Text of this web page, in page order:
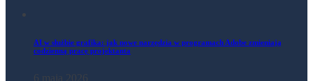
AI w służbie grafika: jak nowe narzędzia w programach Adobe zmieniają
codzienną pracę projektanta
6 maja 2026